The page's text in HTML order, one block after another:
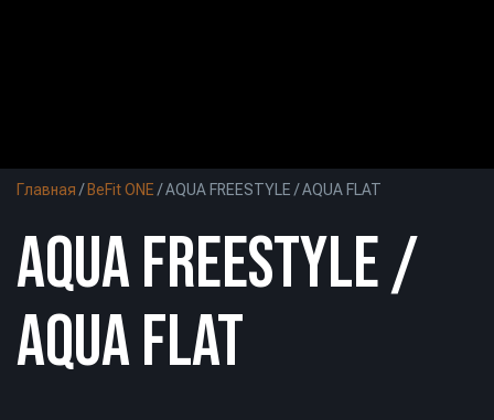
Главная /BeFit ONE /AQUA FREESTYLE / AQUA FLAT
AQUA FREESTYLE /
AQUA FLAT